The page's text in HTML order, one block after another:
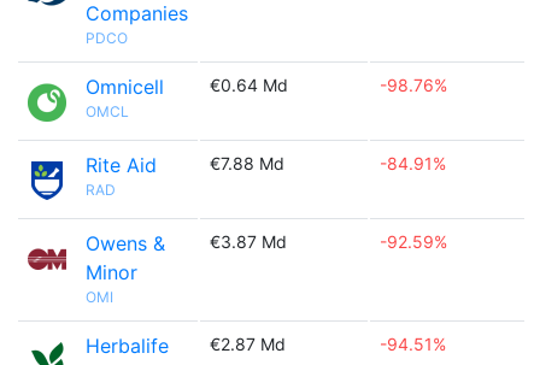
Companies
PDCO
Omnicell
OMCL
€0.64 Md -98.76%
Rite Aid
RAD
€7.88 Md -84.91%
Owens &
Minor
OMI
€3.87 Md -92.59%
Herbalife €2.87 Md -94.51%